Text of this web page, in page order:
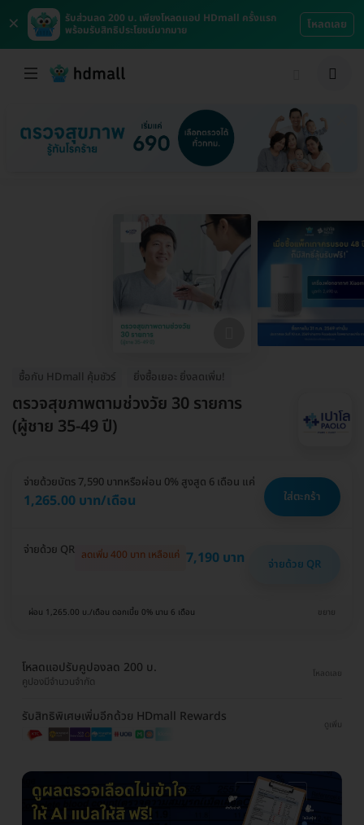
×
รับส่วนลด 200 บ. เพียงโหลดแอป HDmall ครั้งแรก
พร้อมรับสิทธิประโยชน์มากมาย
โหลดเลย
ซื้อกับ HDmall คุ้มชัวร์ ยิ่งซื้อเยอะ ยิ่งลดเพิ่ม!
ตรวจสุขภาพตามช่วงวัย 30 รายการ
(ผู้ชาย 35-49 ปี)
จ่ายด้วยบัตร 7,590 บาทหรือผ่อน 0% สูงสูด 6 เดือน แค่
1,265.00 บาท/เดือน ใส่ตะกร้า
จ่ายด้วย QR ลดเพิ่ม 400 บาท เหลือแค่ 7,190 บาท จ่ายด้วย QR
ผ่อน 1,265.00 บ./เดือน ดอกเบี้ย 0% นาน 6 เดือน ขยาย
โหลดแอปรับคูปองลด 200 บ.
คูปองมีจำนวนจำกัด
โหลดเลย
รับสิทธิพิเศษเพิ่มอีกด้วย HDmall Rewards
ดูเพิ่ม